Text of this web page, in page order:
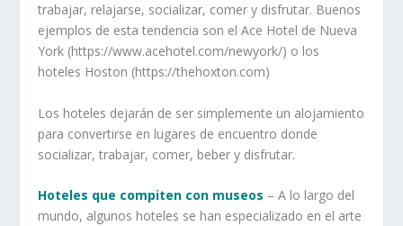
trabajar, relajarse, socializar, comer y disfrutar. Buenos
ejemplos de esta tendencia son el Ace Hotel de Nueva
York (https://www.acehotel.com/newyork/) o los
hoteles Hoston (https://thehoxton.com)
Los hoteles dejarán de ser simplemente un alojamiento
para convertirse en lugares de encuentro donde
socializar, trabajar, comer, beber y disfrutar.
Hoteles que compiten con museos – A lo largo del
mundo, algunos hoteles se han especializado en el arte